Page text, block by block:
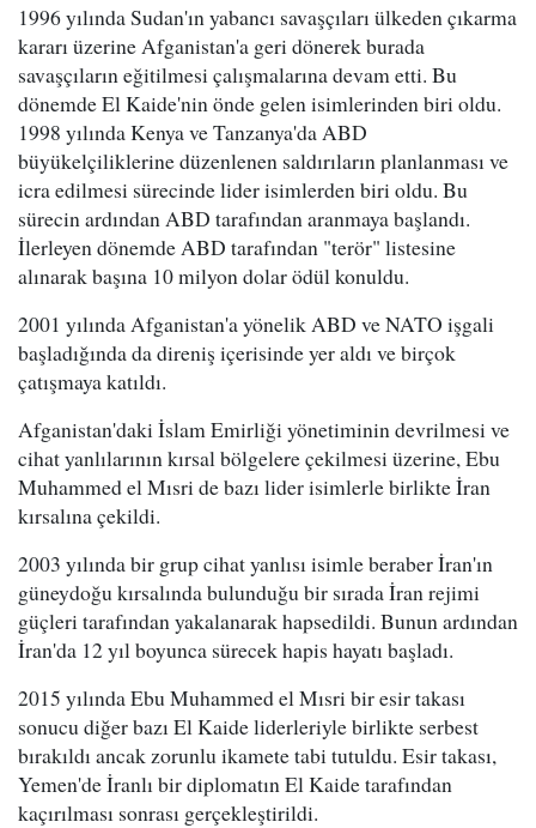
1996 yılında Sudan'ın yabancı savaşçıları ülkeden çıkarma
kararı üzerine Afganistan'a geri dönerek burada
savaşçıların eğitilmesi çalışmalarına devam etti. Bu
dönemde El Kaide'nin önde gelen isimlerinden biri oldu.
1998 yılında Kenya ve Tanzanya'da ABD
büyükelçiliklerine düzenlenen saldırıların planlanması ve
icra edilmesi sürecinde lider isimlerden biri oldu. Bu
sürecin ardından ABD tarafından aranmaya başlandı.
İlerleyen dönemde ABD tarafından "terör" listesine
alınarak başına 10 milyon dolar ödül konuldu.
2001 yılında Afganistan'a yönelik ABD ve NATO işgali
başladığında da direniş içerisinde yer aldı ve birçok
çatışmaya katıldı.
Afganistan'daki İslam Emirliği yönetiminin devrilmesi ve
cihat yanlılarının kırsal bölgelere çekilmesi üzerine, Ebu
Muhammed el Mısri de bazı lider isimlerle birlikte İran
kırsalına çekildi.
2003 yılında bir grup cihat yanlısı isimle beraber İran'ın
güneydoğu kırsalında bulunduğu bir sırada İran rejimi
güçleri tarafından yakalanarak hapsedildi. Bunun ardından
İran'da 12 yıl boyunca sürecek hapis hayatı başladı.
2015 yılında Ebu Muhammed el Mısri bir esir takası
sonucu diğer bazı El Kaide liderleriyle birlikte serbest
bırakıldı ancak zorunlu ikamete tabi tutuldu. Esir takası,
Yemen'de İranlı bir diplomatın El Kaide tarafından
kaçırılması sonrası gerçekleştirildi.